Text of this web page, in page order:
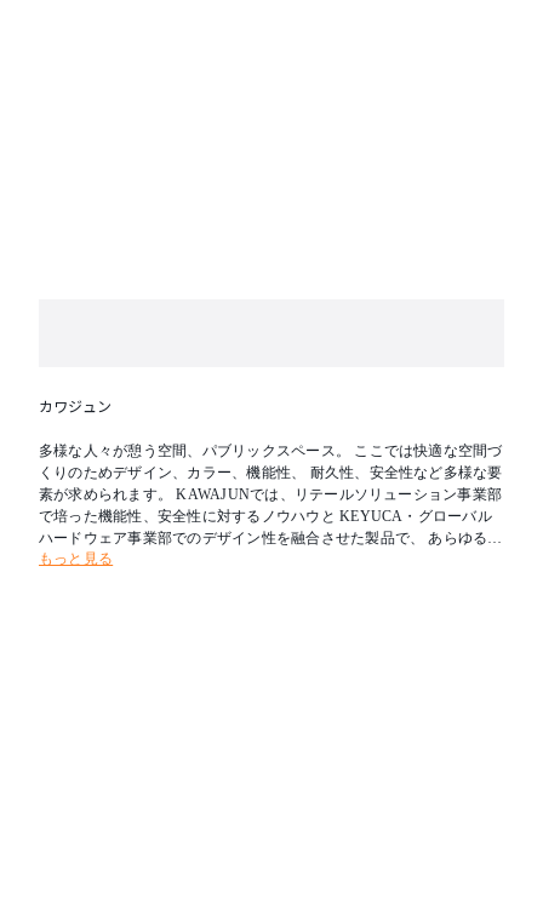
カワジュン
多様な人々が憩う空間、パブリックスペース。 ここでは快適な空間づ
くりのためデザイン、カラー、機能性、 耐久性、安全性など多様な要
素が求められます。 KAWAJUNでは、リテールソリューション事業部
で培った機能性、安全性に対するノウハウと KEYUCA・グローバル
ハードウェア事業部でのデザイン性を融合させた製品で、 あらゆる人
々が集うパブリックスペースに快適な環境をトータルコーディネート
もっと見る